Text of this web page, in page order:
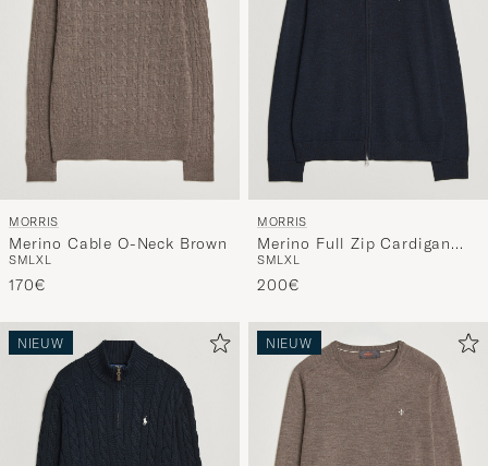
MORRIS
Merino Cable O-Neck Brown
SMLXL
170€
MORRIS
Merino Full Zip Cardigan
Navy
SMLXL
200€
NIEUW NIEUW